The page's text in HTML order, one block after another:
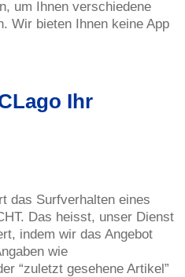
um Ihnen verschiedene
Wir bieten Ihnen keine App
Ihr
das Surfverhalten eines
Das heisst, unser Dienst
indem wir das Angebot
wie
“zuletzt gesehene Artikel”